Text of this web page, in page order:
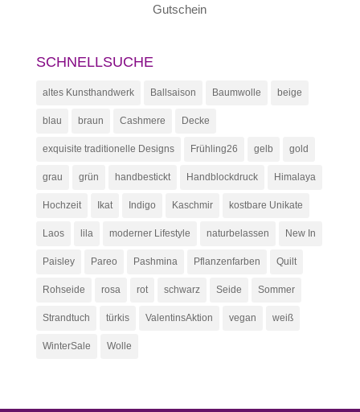
Gutschein
SCHNELLSUCHE
altes Kunsthandwerk Ballsaison Baumwolle beige
blau braun Cashmere Decke
exquisite traditionelle Designs Frühling26 gelb gold
grau grün handbestickt Handblockdruck Himalaya
Hochzeit Ikat Indigo Kaschmir kostbare Unikate
Laos lila moderner Lifestyle naturbelassen New In
Paisley Pareo Pashmina Pflanzenfarben Quilt
Rohseide rosa rot schwarz Seide Sommer
Strandtuch türkis ValentinsAktion vegan weiß
WinterSale Wolle